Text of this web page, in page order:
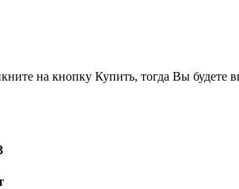
на кнопку Купить, тогда Вы будете